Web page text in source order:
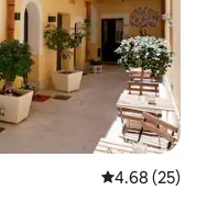
從 25 則評價
4.68 (25)